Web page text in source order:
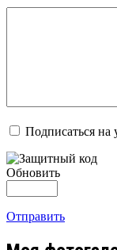
Подписаться на
Обновить
Отправить